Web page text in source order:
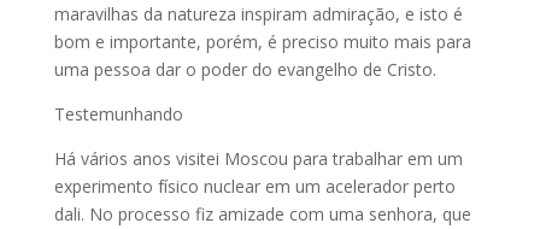
maravilhas da natureza inspiram admiração, e isto é
bom e importante, porém, é preciso muito mais para
uma pessoa dar o poder do evangelho de Cristo.
Testemunhando
Há vários anos visitei Moscou para trabalhar em um
experimento físico nuclear em um acelerador perto
dali. No processo fiz amizade com uma senhora, que